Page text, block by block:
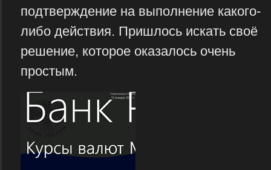
подтверждение на выполнение какого-
либо действия. Пришлось искать своё
решение, которое оказалось очень
простым.